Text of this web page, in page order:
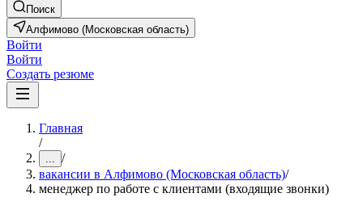
Поиск
Алфимово (Московская область)
Войти
Войти
Создать резюме
Главная
/
... /
вакансии в Алфимово (Московская область)/
менеджер по работе с клиентами (входящие звонки)